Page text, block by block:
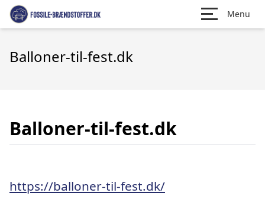
Menu
Balloner-til-fest.dk
Balloner-til-fest.dk
https://balloner-til-fest.dk/